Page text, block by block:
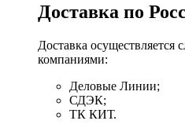
Доставка по
Доставка
компаниями:
Деловые Линии;
СДЭК;
ТК КИТ.